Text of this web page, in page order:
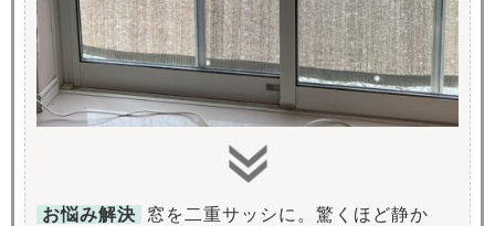
お悩み解決
窓を二重サッシに。驚くほど静か